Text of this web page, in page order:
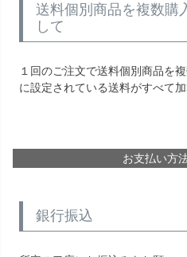
送料個別商品を複数購
して
１回のご注文で送料個別商品を
に設定されている送料がすべて加
お支払い方
銀行振込